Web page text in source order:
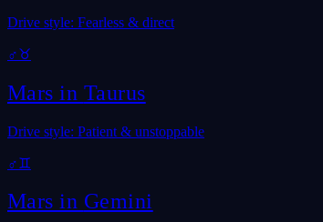
Drive style: Fearless & direct
♂♉
Mars in Taurus
Drive style: Patient & unstoppable
♂♊
Mars in Gemini